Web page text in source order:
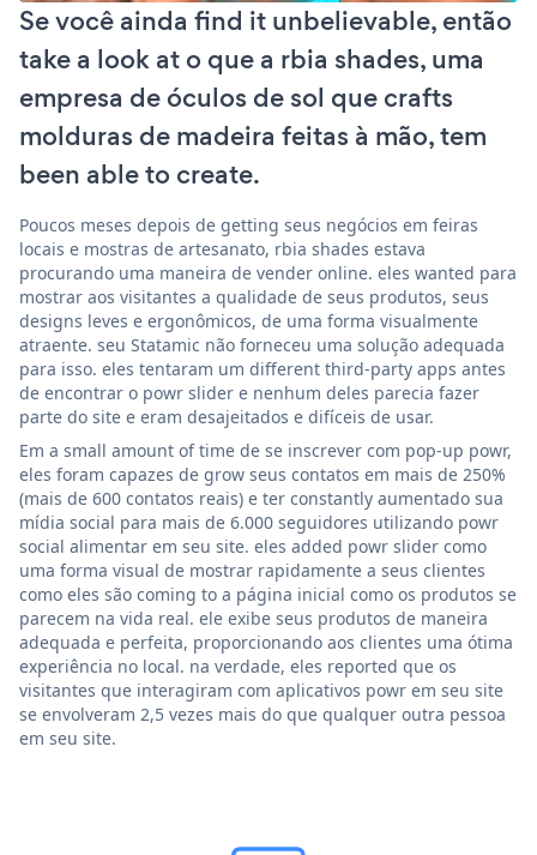
Se você ainda find it unbelievable, então
take a look at o que a rbia shades, uma
empresa de óculos de sol que crafts
molduras de madeira feitas à mão, tem
been able to create.
Poucos meses depois de getting seus negócios em feiras
locais e mostras de artesanato, rbia shades estava
procurando uma maneira de vender online. eles wanted para
mostrar aos visitantes a qualidade de seus produtos, seus
designs leves e ergonômicos, de uma forma visualmente
atraente. seu Statamic não forneceu uma solução adequada
para isso. eles tentaram um different third-party apps antes
de encontrar o powr slider e nenhum deles parecia fazer
parte do site e eram desajeitados e difíceis de usar.
Em a small amount of time de se inscrever com pop-up powr,
eles foram capazes de grow seus contatos em mais de 250%
(mais de 600 contatos reais) e ter constantly aumentado sua
mídia social para mais de 6.000 seguidores utilizando powr
social alimentar em seu site. eles added powr slider como
uma forma visual de mostrar rapidamente a seus clientes
como eles são coming to a página inicial como os produtos se
parecem na vida real. ele exibe seus produtos de maneira
adequada e perfeita, proporcionando aos clientes uma ótima
experiência no local. na verdade, eles reported que os
visitantes que interagiram com aplicativos powr em seu site
se envolveram 2,5 vezes mais do que qualquer outra pessoa
em seu site.